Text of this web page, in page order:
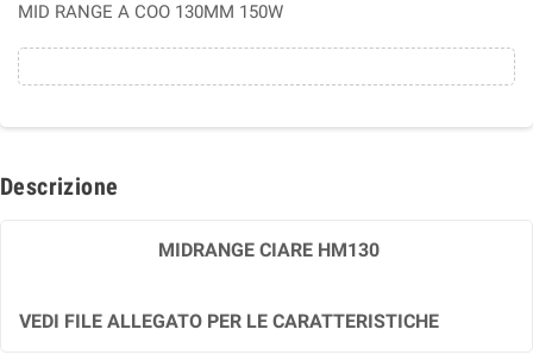
MID RANGE A COO 130MM 150W
Descrizione
MIDRANGE CIARE HM130
VEDI FILE ALLEGATO PER LE CARATTERISTICHE